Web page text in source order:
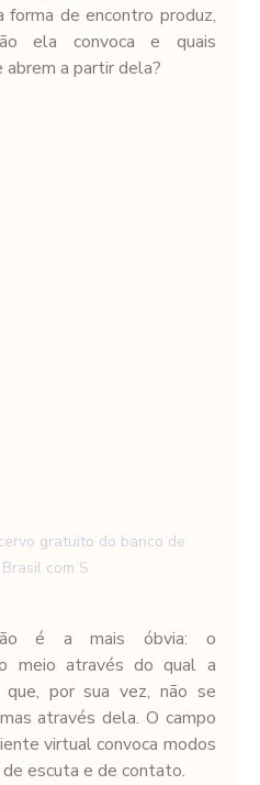
forma de encontro produz,
ela convoca e quais
abrem a partir dela?
gratuito do banco de
com S
é a mais óbvia: o
meio através do qual a
por sua vez, não se
através dela. O campo
virtual convoca modos
escuta e de contato.